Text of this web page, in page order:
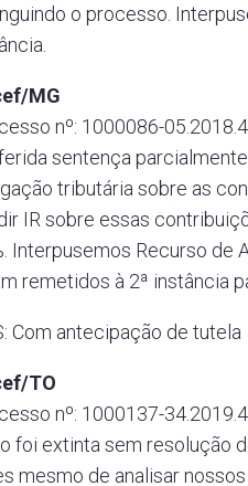
o processo.
MG
nº: 1000086-
sentença
tributária sobre as
IR sobre essas
Interpusemos Recurso de
remetidos à 2ª instância
Com antecipação de tutela
TO
nº: 1000137-
foi extinta sem resolução
mesmo de analisar